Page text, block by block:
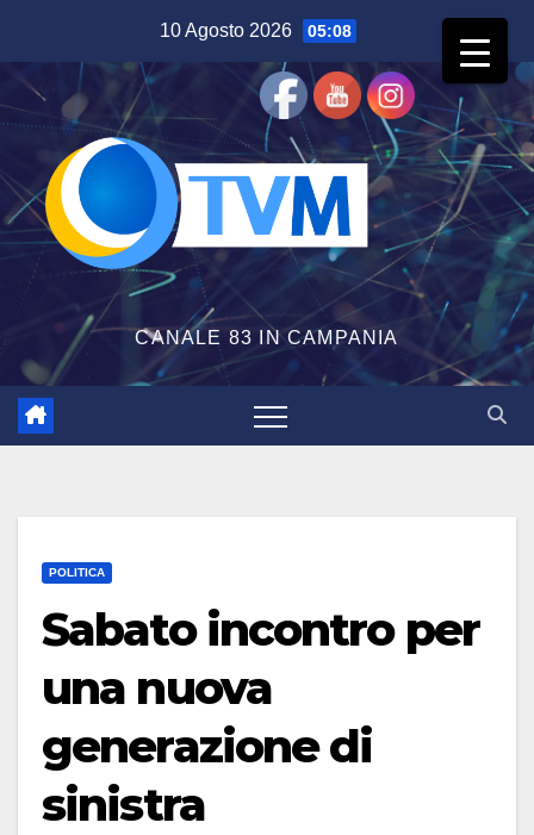
contenuto
10 Agosto 2026 05:08
CANALE 83 IN CAMPANIA
POLITICA
Sabato incontro per
una nuova
generazione di
sinistra